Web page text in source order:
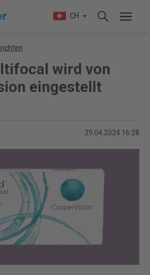
CH
wird von
eingestellt
29.04.2024 16:28